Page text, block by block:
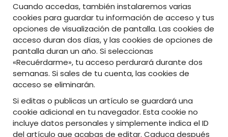
Cuando accedas, también instalaremos varias
cookies para guardar tu información de acceso y tus
opciones de visualización de pantalla. Las cookies de
acceso duran dos días, y las cookies de opciones de
pantalla duran un año. Si seleccionas
«Recuérdarme», tu acceso perdurará durante dos
semanas. Si sales de tu cuenta, las cookies de
acceso se eliminarán.
Si editas o publicas un artículo se guardará una
cookie adicional en tu navegador. Esta cookie no
incluye datos personales y simplemente indica el ID
del artículo que acabas de editar. Caduca después